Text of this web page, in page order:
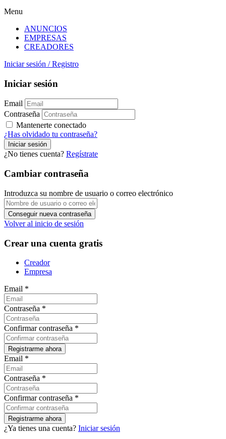
Menu
ANUNCIOS
EMPRESAS
CREADORES
Iniciar sesión / Registro
Iniciar sesión
Email
Contraseña
Mantenerte conectado
¿Has olvidado tu contraseña?
¿No tienes cuenta? Regístrate
Cambiar contraseña
Introduzca su nombre de usuario o correo electrónico
Volver al inicio de sesión
Crear una cuenta gratis
Creador
Empresa
Email *
Contraseña *
Confirmar contraseña *
Email *
Contraseña *
Confirmar contraseña *
¿Ya tienes una cuenta? Iniciar sesión